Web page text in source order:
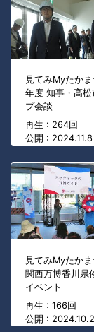
見てみMyたか
年度 知事・高松
プ会談
再生 : 264回
公開 : 2024.11.8
見てみMyたかま
関西万博香川県
イベント
再生 : 166回
公開 :